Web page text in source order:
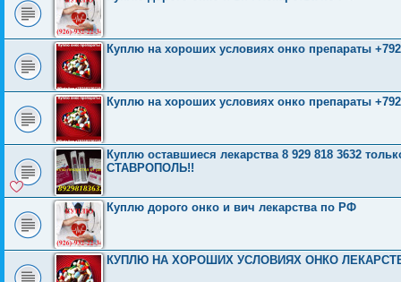
Куплю на хороших условиях онко препараты
Куплю на хороших условиях онко препараты
Куплю оставшиеся лекарства 8 929 818 3632
СТАВРОПОЛЬ!!
Куплю дорого онко и вич лекарства по РФ
КУПЛЮ НА ХОРОШИХ УСЛОВИЯХ ОНКО ЛЕКАРСТВА